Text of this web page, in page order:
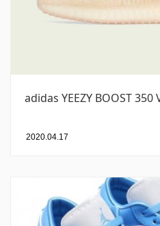
adidas YEEZY BOOST 350
2020.04.17